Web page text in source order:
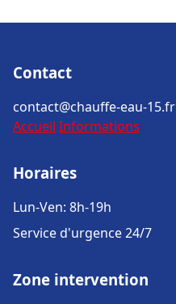
Contact
contact@chauffe-eau-15.fr
Accueil Informations
Horaires
Lun-Ven: 8h-19h
Service d'urgence 24/7
Zone intervention